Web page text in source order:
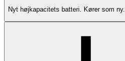
Nyt højkapacitets batteri. Kører som ny.